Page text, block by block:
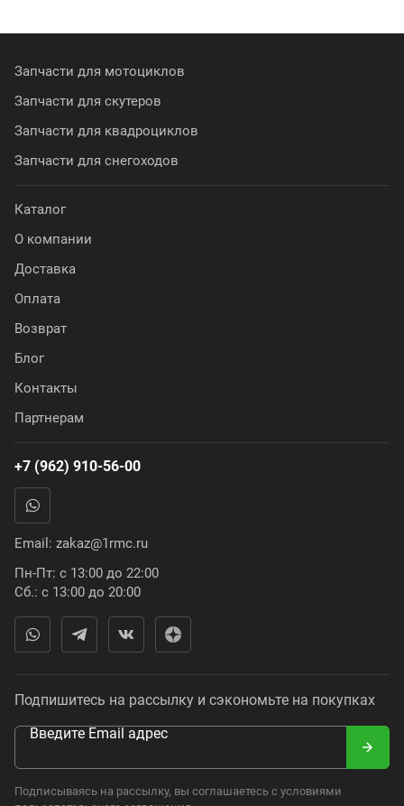
Запчасти для мотоциклов
Запчасти для скутеров
Запчасти для квадроциклов
Запчасти для снегоходов
Каталог
О компании
Доставка
Оплата
Возврат
Блог
Контакты
Партнерам
+7 (962) 910-56-00
Email: zakaz@1rmc.ru
Пн-Пт: с 13:00 до 22:00
Сб.: с 13:00 до 20:00
Подпишитесь на рассылку и сэкономьте на покупках
Введите Email адрес
Подписываясь на рассылку, вы соглашаетесь с условиями